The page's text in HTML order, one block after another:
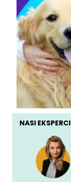
NASI EKSPERCI